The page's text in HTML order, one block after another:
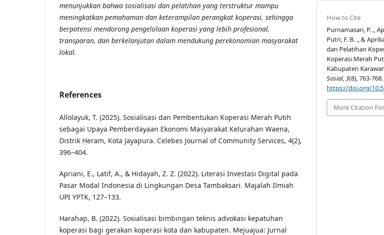
menunjukkan bahwa sosialisasi dan pelatihan yang terstruktur mampu
meningkatkan pemahaman dan keterampilan perangkat koperasi, sehingga
berpotensi mendorong pengelolaan koperasi yang lebih profesional,
transparan, dan berkelanjutan dalam mendukung perekonomian masyarakat
lokal.
References
Allolayuk, T. (2025). Sosialisasi dan Pembentukan Koperasi Merah Putih
sebagai Upaya Pemberdayaan Ekonomi Masyarakat Kelurahan Waena,
Distrik Heram, Kota Jayapura. Celebes Journal of Community Services, 4(2),
396–404.
Apriani, E., Latif, A., & Hidayah, Z. Z. (2022). Literasi Investasi Digital pada
Pasar Modal Indonesia di Lingkungan Desa Tambaksari. Majalah Ilmiah
UPI YPTK, 127–133.
Harahap, B. (2022). Sosialisasi bimbingan teknis advokasi kepatuhan
koperasi bagi gerakan koperasi kota dan kabupaten. Mejuajua: Jurnal
How to Cite
Purnamasari, P. .,
Putri, F. B. ., &
dan Pelatihan
Koperasi Merah
Kabupaten
Sosial,3(8), 763-768.
https://doi.org/
More Citation